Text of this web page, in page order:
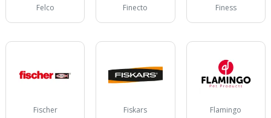
Felco Finecto Finess
Fischer Fiskars Flamingo